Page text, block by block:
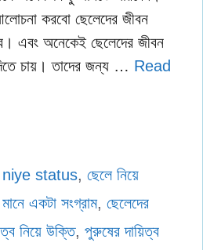
করবো ছেলেদের জীবন
এবং অনেকেই ছেলেদের জীবন
চায়। তাদের জন্য … Read
status, ছেলে নিয়ে
একটা সংগ্রাম, ছেলেদের
নিয়ে উক্তি, পুরুষের দায়িত্ব